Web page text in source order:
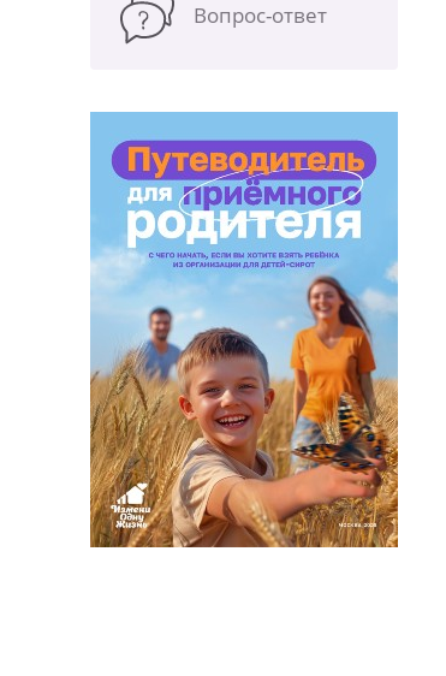
Вопрос-ответ